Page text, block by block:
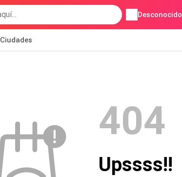
Desconocido
Ciudades
404
Upssss!!